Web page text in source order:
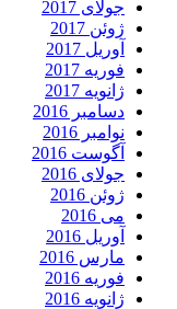
جولای 2017
ژوئن 2017
آوریل 2017
فوریه 2017
ژانویه 2017
دسامبر 2016
نوامبر 2016
آگوست 2016
جولای 2016
ژوئن 2016
می 2016
آوریل 2016
مارس 2016
فوریه 2016
ژانویه 2016